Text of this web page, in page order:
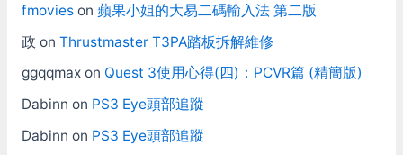
fmovieson 蘋果小姐的大易二碼輸入法 第二版
政 on Thrustmaster T3PA踏板拆解維修
ggqqmaxon Quest 3使用心得(四)：PCVR篇 (精簡版)
Dabinn on PS3 Eye頭部追蹤
Dabinn on PS3 Eye頭部追蹤